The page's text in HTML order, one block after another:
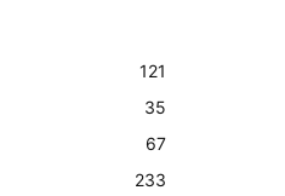
121
35
67
233